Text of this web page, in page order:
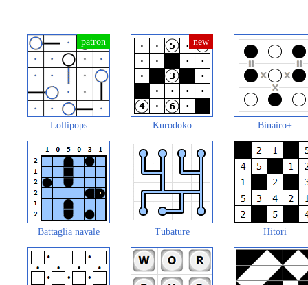
Lollipops Kurodoko Binairo+
Battaglia navale Tubature Hitori